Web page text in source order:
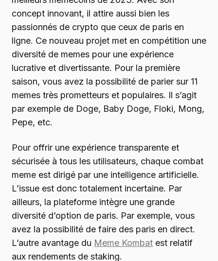
concept innovant, il attire aussi bien les
passionnés de crypto que ceux de paris en
ligne. Ce nouveau projet met en compétition une
diversité de memes pour une expérience
lucrative et divertissante. Pour la première
saison, vous avez la possibilité de parier sur 11
memes très prometteurs et populaires. Il s’agit
par exemple de Doge, Baby Doge, Floki, Mong,
Pepe, etc.
Pour offrir une expérience transparente et
sécurisée à tous les utilisateurs, chaque combat
meme est dirigé par une intelligence artificielle.
L’issue est donc totalement incertaine. Par
ailleurs, la plateforme intègre une grande
diversité d’option de paris. Par exemple, vous
avez la possibilité de faire des paris en direct.
L’autre avantage du Meme Kombat est relatif
aux rendements de staking.